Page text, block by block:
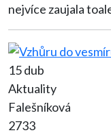
nejvíce zaujala
15 dub
Aktuality
Falešníková
2733